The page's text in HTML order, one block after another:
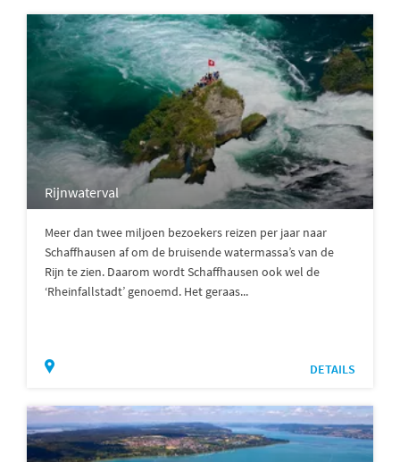
Rijnwaterval
Meer dan twee miljoen bezoekers reizen per jaar naar
Schaffhausen af om de bruisende watermassa’s van de
Rijn te zien. Daarom wordt Schaffhausen ook wel de
‘Rheinfallstadt’ genoemd. Het geraas...
DETAILS